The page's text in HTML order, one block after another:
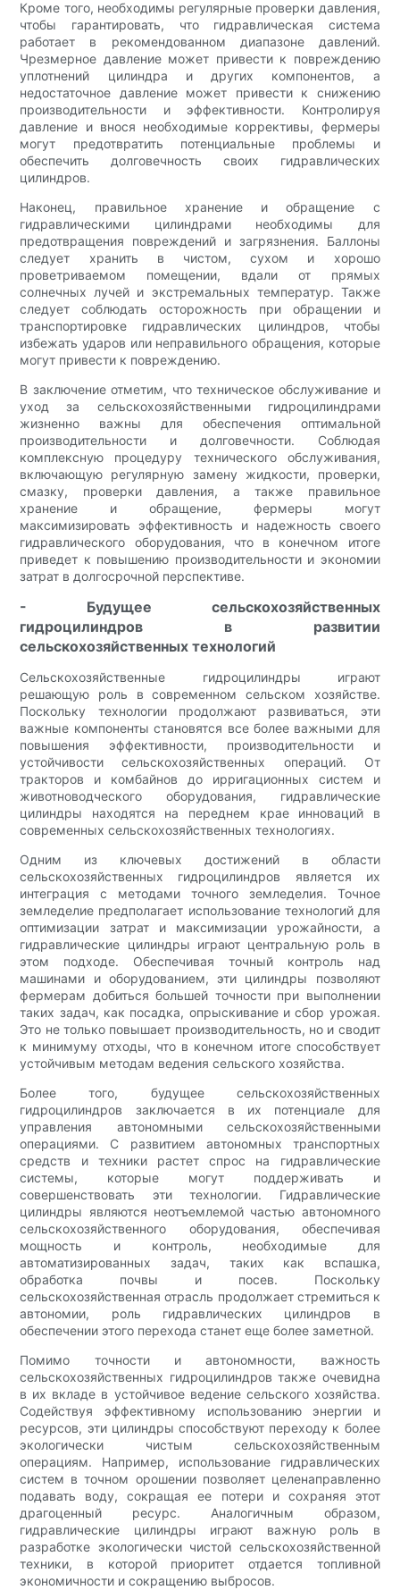
Кроме того, необходимы регулярные проверки давления,
чтобы гарантировать, что гидравлическая система
работает в рекомендованном диапазоне давлений.
Чрезмерное давление может привести к повреждению
уплотнений цилиндра и других компонентов, а
недостаточное давление может привести к снижению
производительности и эффективности. Контролируя
давление и внося необходимые коррективы, фермеры
могут предотвратить потенциальные проблемы и
обеспечить долговечность своих гидравлических
цилиндров.
Наконец, правильное хранение и обращение с
гидравлическими цилиндрами необходимы для
предотвращения повреждений и загрязнения. Баллоны
следует хранить в чистом, сухом и хорошо
проветриваемом помещении, вдали от прямых
солнечных лучей и экстремальных температур. Также
следует соблюдать осторожность при обращении и
транспортировке гидравлических цилиндров, чтобы
избежать ударов или неправильного обращения, которые
могут привести к повреждению.
В заключение отметим, что техническое обслуживание и
уход за сельскохозяйственными гидроцилиндрами
жизненно важны для обеспечения оптимальной
производительности и долговечности. Соблюдая
комплексную процедуру технического обслуживания,
включающую регулярную замену жидкости, проверки,
смазку, проверки давления, а также правильное
хранение и обращение, фермеры могут
максимизировать эффективность и надежность своего
гидравлического оборудования, что в конечном итоге
приведет к повышению производительности и экономии
затрат в долгосрочной перспективе.
- Будущее сельскохозяйственных
гидроцилиндров в развитии
сельскохозяйственных технологий
Сельскохозяйственные гидроцилиндры играют
решающую роль в современном сельском хозяйстве.
Поскольку технологии продолжают развиваться, эти
важные компоненты становятся все более важными для
повышения эффективности, производительности и
устойчивости сельскохозяйственных операций. От
тракторов и комбайнов до ирригационных систем и
животноводческого оборудования, гидравлические
цилиндры находятся на переднем крае инноваций в
современных сельскохозяйственных технологиях.
Одним из ключевых достижений в области
сельскохозяйственных гидроцилиндров является их
интеграция с методами точного земледелия. Точное
земледелие предполагает использование технологий для
оптимизации затрат и максимизации урожайности, а
гидравлические цилиндры играют центральную роль в
этом подходе. Обеспечивая точный контроль над
машинами и оборудованием, эти цилиндры позволяют
фермерам добиться большей точности при выполнении
таких задач, как посадка, опрыскивание и сбор урожая.
Это не только повышает производительность, но и сводит
к минимуму отходы, что в конечном итоге способствует
устойчивым методам ведения сельского хозяйства.
Более того, будущее сельскохозяйственных
гидроцилиндров заключается в их потенциале для
управления автономными сельскохозяйственными
операциями. С развитием автономных транспортных
средств и техники растет спрос на гидравлические
системы, которые могут поддерживать и
совершенствовать эти технологии. Гидравлические
цилиндры являются неотъемлемой частью автономного
сельскохозяйственного оборудования, обеспечивая
мощность и контроль, необходимые для
автоматизированных задач, таких как вспашка,
обработка почвы и посев. Поскольку
сельскохозяйственная отрасль продолжает стремиться к
автономии, роль гидравлических цилиндров в
обеспечении этого перехода станет еще более заметной.
Помимо точности и автономности, важность
сельскохозяйственных гидроцилиндров также очевидна
в их вкладе в устойчивое ведение сельского хозяйства.
Содействуя эффективному использованию энергии и
ресурсов, эти цилиндры способствуют переходу к более
экологически чистым сельскохозяйственным
операциям. Например, использование гидравлических
систем в точном орошении позволяет целенаправленно
подавать воду, сокращая ее потери и сохраняя этот
драгоценный ресурс. Аналогичным образом,
гидравлические цилиндры играют важную роль в
разработке экологически чистой сельскохозяйственной
техники, в которой приоритет отдается топливной
экономичности и сокращению выбросов.